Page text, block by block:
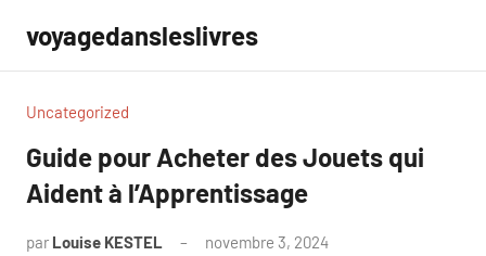
contenu
voyagedansleslivres
Uncategorized
Guide pour Acheter des Jouets qui
Aident à l’Apprentissage
par Louise KESTEL novembre 3, 2024